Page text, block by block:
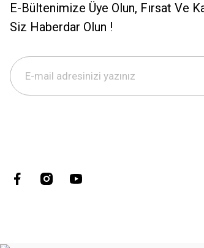
E-Bültenimize Üye Olun, Fırsat Ve
Siz Haberdar Olun !